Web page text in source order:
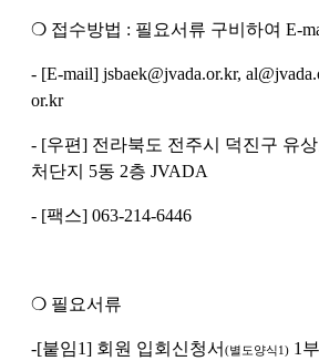
❍ 접수방법 : 필요서류 구비하여 E-
- [E-mail] jsbaek@jvada.or.kr,
or.kr
- [우편] 전라북도 전주시 덕진구 유
처단지 5동 2층 JVADA
- [팩스] 063-214-6446
❍ 필요서류
-[붙임1] 회원 입회신청서 (별도양식1) 1 부